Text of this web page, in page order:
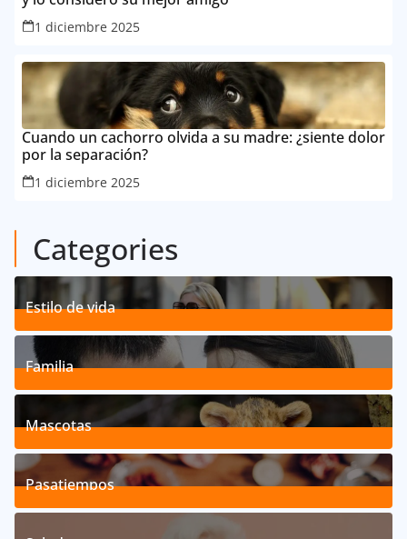
1 diciembre 2025
Cuando un cachorro olvida a su madre: ¿siente dolor
por la separación?
1 diciembre 2025
Categories
Estilo de vida
192Posts
Familia
527Posts
Mascotas
119Posts
Pasatiempos
39Posts